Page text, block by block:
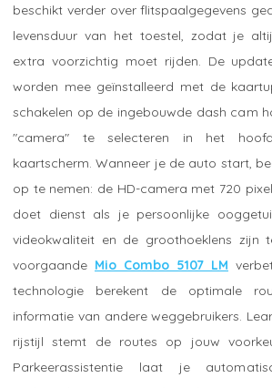
beschikt verder over flitspaalgegevens
levensduur van het toestel, zodat je
extra voorzichtig moet rijden. De
worden mee geïnstalleerd met de
schakelen op de ingebouwde dash cam
"camera" te selecteren in het
kaartscherm. Wanneer je de auto start,
op te nemen: de HD-camera met 720
doet dienst als je persoonlijke
videokwaliteit en de groothoeklens zijn
voorgaande Mio Combo 5107 LM
technologie berekent de optimale
informatie van andere weggebruikers.
rijstijl stemt de routes op jouw
Parkeerassistentie laat je